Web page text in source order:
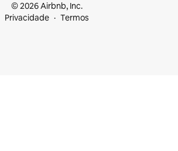
© 2026 Airbnb, Inc.
Privacidade
Termos